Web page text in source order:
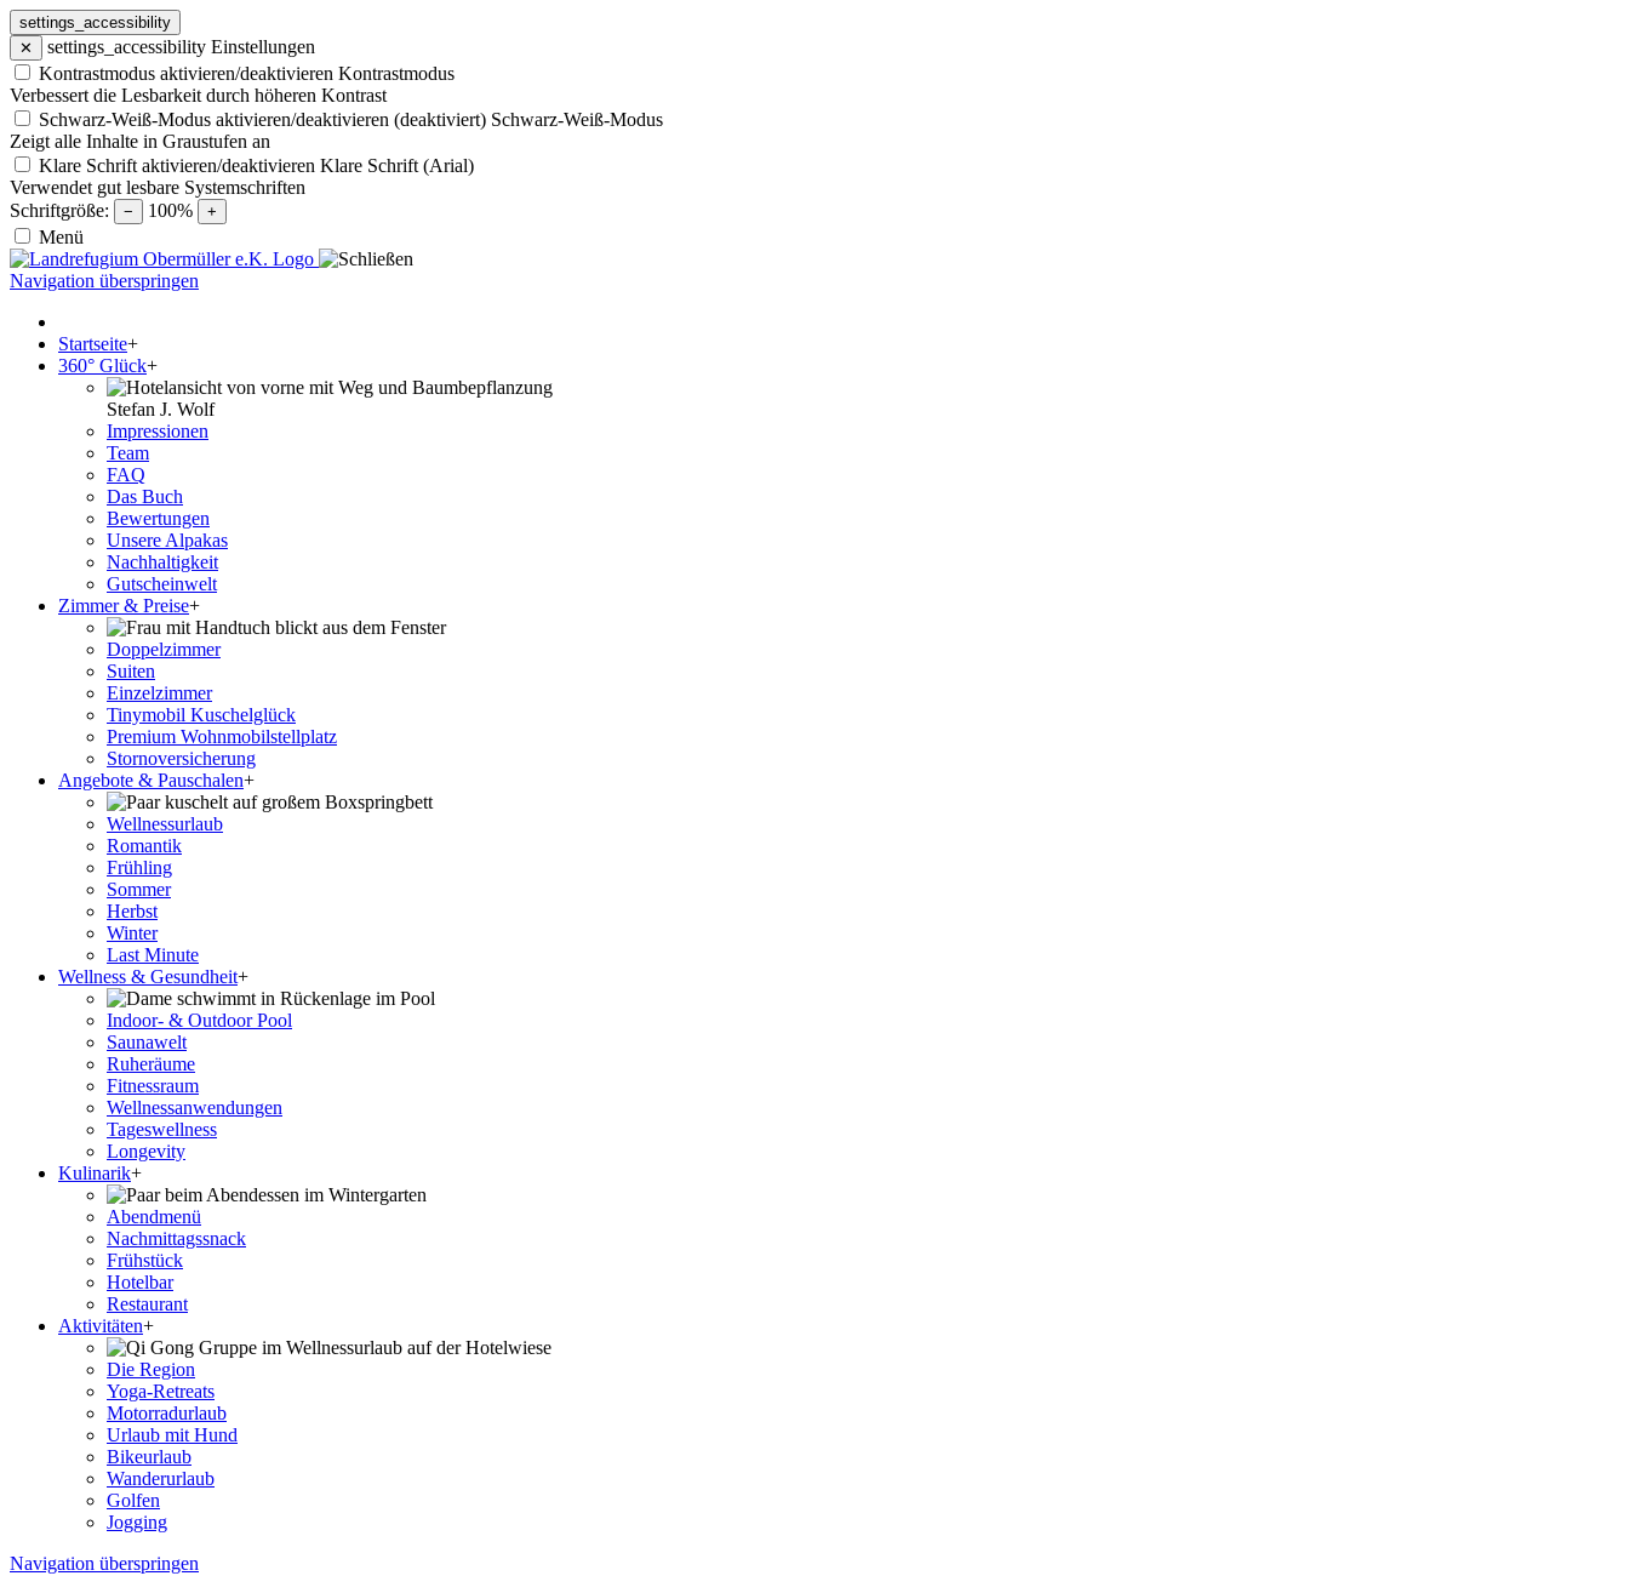
settings_accessibility
✕
settings_accessibility Einstellungen
Kontrastmodus aktivieren/deaktivieren Kontrastmodus
Verbessert die Lesbarkeit durch höheren Kontrast
Schwarz-Weiß-Modus aktivieren/deaktivieren (deaktiviert) Schwarz-Weiß-Modus
Zeigt alle Inhalte in Graustufen an
Klare Schrift aktivieren/deaktivieren Klare Schrift (Arial)
Verwendet gut lesbare Systemschriften
Schriftgröße:
− 100% +
Menü
Navigation überspringen
Startseite+
360° Glück+
Stefan J. Wolf
Impressionen
Team
FAQ
Das Buch
Bewertungen
Unsere Alpakas
Nachhaltigkeit
Gutscheinwelt
Zimmer & Preise+
Doppelzimmer
Suiten
Einzelzimmer
Tinymobil Kuschelglück
Premium Wohnmobilstellplatz
Stornoversicherung
Angebote & Pauschalen+
Wellnessurlaub
Romantik
Frühling
Sommer
Herbst
Winter
Last Minute
Wellness & Gesundheit+
Indoor- & Outdoor Pool
Saunawelt
Ruheräume
Fitnessraum
Wellness­anwendungen
Tageswellness
Longevity
Kulinarik+
Abendmenü
Nachmittagssnack
Frühstück
Hotelbar
Restaurant
Aktivitäten+
Die Region
Yoga-Retreats
Motorradurlaub
Urlaub mit Hund
Bikeurlaub
Wanderurlaub
Golfen
Jogging
Navigation überspringen